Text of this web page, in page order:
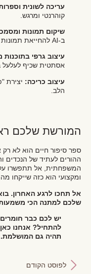
עריכה לשונית
קוהרנטי ומרגש.
שיקום תמונות
ב-AI להחייאת תמונות ישנות.
עיצוב גרפי בתוכנות
אסתטית שכיף לעלעל
עיצוב כריכה: יצירת
הלב.
המורשת שלכם
ספר סיפור חיים הוא לא
ההורים לעתיד של הנכדים
המשפחתית, אל תתפשרו
ומקצועי הוא כזה שייקחו
אל תחכו לרגע האחרון.
שלכם למתנה הכי
יש לכם כבר חומרים
להתחיל? אנחנו
תהיה גם המושלמת.
לפוסט הקודם